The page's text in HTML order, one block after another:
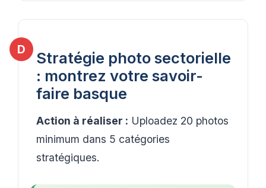
Stratégie photo sectorielle
: montrez votre savoir-
faire basque
Action à réaliser : Uploadez 20 photos
minimum dans 5 catégories
stratégiques.